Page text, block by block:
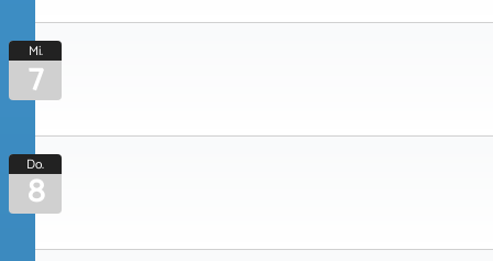
Mi.
7
Do.
8